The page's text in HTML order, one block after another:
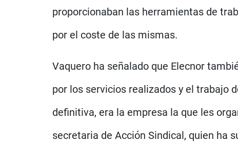
proporcionaban las herramientas de
por el coste de las mismas.
Vaquero ha señalado que Elecnor
por los servicios realizados y el trabajo
definitiva, era la empresa la que les
secretaria de Acción Sindical, quien ha